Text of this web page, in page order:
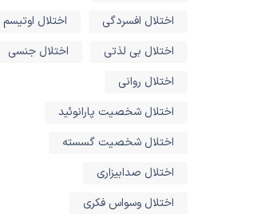
اختلال افسردگی
اختلال اوتیسم
اختلال بی لذتی
اختلال جنسی
اختلال روانی
اختلال شخصیت پارانوئید
اختلال شخصیت گسسته
اختلال صدابیزاری
اختلال وسواس فکری